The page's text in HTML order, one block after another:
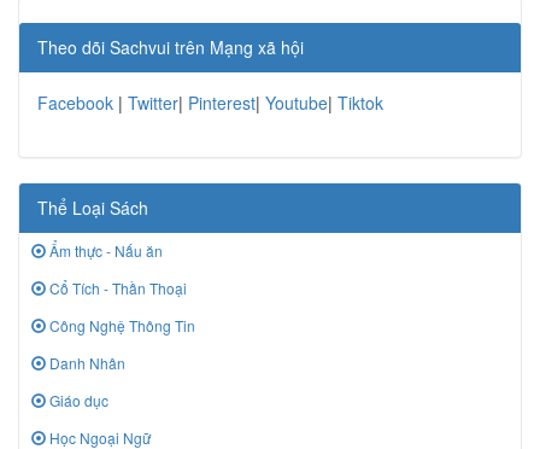
Theo dõi Sachvui trên Mạng xã hội
Facebook | Twitter| Pinterest| Youtube| Tiktok
Thể Loại Sách
Ẩm thực - Nấu ăn
Cổ Tích - Thần Thoại
Công Nghệ Thông Tin
Danh Nhân
Giáo dục
Học Ngoại Ngữ